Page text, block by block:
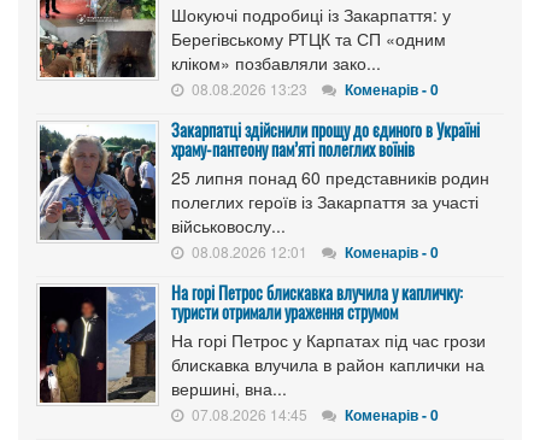
Шокуючі подробиці із Закарпаття: у
Берегівському РТЦК та СП «одним
кліком» позбавляли зако...
08.08.2026 13:23 Коменарів - 0
Закарпатці здійснили прощу до єдиного в Україні
храму-пантеону пам’яті полеглих воїнів
25 липня понад 60 представників родин
полеглих героїв із Закарпаття за участі
військовослу...
08.08.2026 12:01 Коменарів - 0
На горі Петрос блискавка влучила у капличку:
туристи отримали ураження струмом
На горі Петрос у Карпатах під час грози
блискавка влучила в район каплички на
вершині, вна...
07.08.2026 14:45 Коменарів - 0